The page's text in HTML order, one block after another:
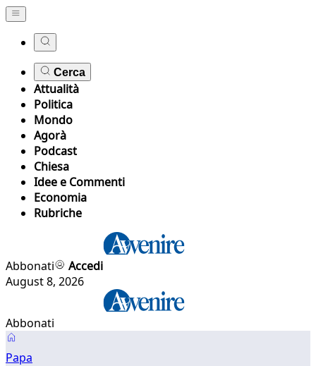
Cerca
Attualità
Politica
Mondo
Agorà
Podcast
Chiesa
Idee e Commenti
Economia
Rubriche
Abbonati
Accedi
August 8, 2026
Abbonati
Papa